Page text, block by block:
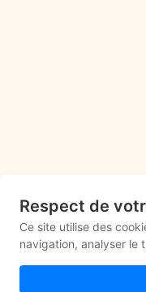
Respect de
Ce site utilise des
navigation, analyser le